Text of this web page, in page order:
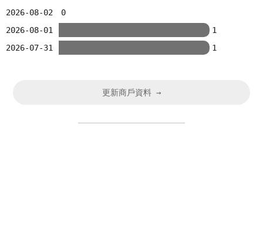
2026-08-02
0
2026-08-01
1
2026-07-31
1
更新商戶資料 →